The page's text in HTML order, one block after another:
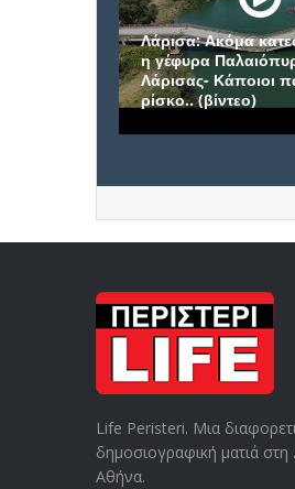
Λάρισα: Ακόμα κατεστραμμένη
η γέφυρα Παλαιόπυργου
Λάρισας- Κάποιοι παίρνουν το
ρίσκο.. (βίντεο)
Life Peristeri. Μια
δημοσιογραφική ματιά στη
Αθήνα.